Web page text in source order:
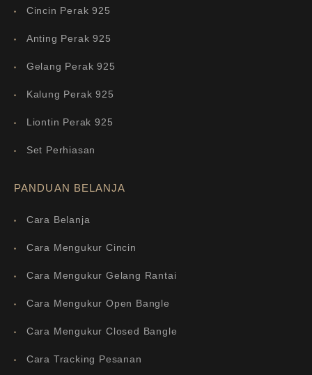
Cincin Perak 925
Anting Perak 925
Gelang Perak 925
Kalung Perak 925
Liontin Perak 925
Set Perhiasan
PANDUAN BELANJA
Cara Belanja
Cara Mengukur Cincin
Cara Mengukur Gelang Rantai
Cara Mengukur Open Bangle
Cara Mengukur Closed Bangle
Cara Tracking Pesanan